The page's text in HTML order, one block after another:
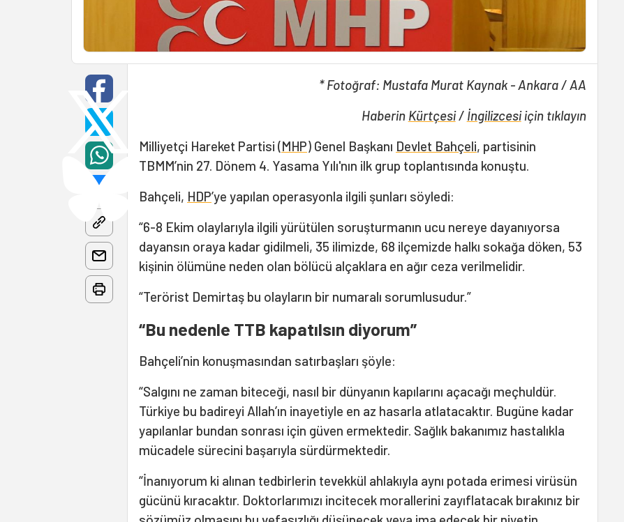
* Fotoğraf: Mustafa Murat Kaynak - Ankara / AA
Haberin Kürtçesi/ İngilizcesiiçin tıklayın
Milliyetçi Hareket Partisi (MHP) Genel Başkanı Devlet Bahçeli, partisinin
TBMM’nin 27. Dönem 4. Yasama Yılı'nın ilk grup toplantısında konuştu.
Bahçeli, HDP’ye yapılan operasyonla ilgili şunları söyledi:
“6-8 Ekim olaylarıyla ilgili yürütülen soruşturmanın ucu nereye dayanıyorsa
dayansın oraya kadar gidilmeli, 35 ilimizde, 68 ilçemizde halkı sokağa döken, 53
kişinin ölümüne neden olan bölücü alçaklara en ağır ceza verilmelidir.
“Terörist Demirtaş bu olayların bir numaralı sorumlusudur.”
“Bu nedenle TTB kapatılsın diyorum”
Bahçeli’nin konuşmasından satırbaşları şöyle:
“Salgını ne zaman biteceği, nasıl bir dünyanın kapılarını açacağı meçhuldür.
Türkiye bu badireyi Allah’ın inayetiyle en az hasarla atlatacaktır. Bugüne kadar
yapılanlar bundan sonrası için güven ermektedir. Sağlık bakanımız hastalıkla
mücadele sürecini başarıyla sürdürmektedir.
“İnanıyorum ki alınan tedbirlerin tevekkül ahlakıyla aynı potada erimesi virüsün
gücünü kıracaktır. Doktorlarımızı incitecek morallerini zayıflatacak bırakınız bir